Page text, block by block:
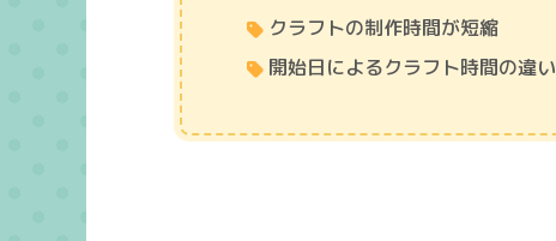
クラフトの制作時間が短縮
開始日によるクラフト時間の違い